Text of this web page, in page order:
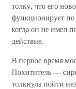
толку, что его
функционирует
когда он не имел
действие.
В первое время
Похититель —
толкнула пойти